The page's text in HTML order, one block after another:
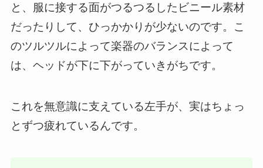
と、服に接する面がつるつるしたビニール素材
だったりして、ひっかかりが少ないのです。こ
のツルツルによって楽器のバランスによって
は、ヘッドが下に下がっていきがちです。
これを無意識に支えている左手が、実はちょっ
とずつ疲れているんです。